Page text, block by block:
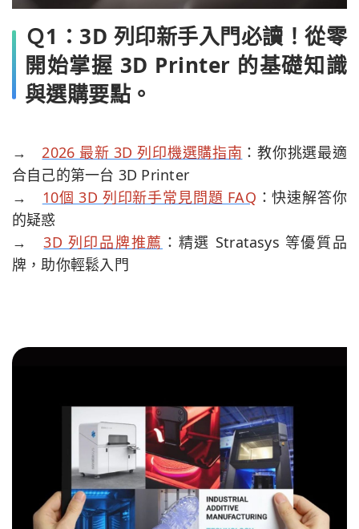
Ｑ1：3D 列印新手入門必讀！從零
開始掌握 3D Printer 的基礎知識
與選購要點。
→ 2026 最新 3D 列印機選購指南 ：教你挑選最適
合自己的第一台 3D Printer
→ 10個 3D 列印新手常見問題 FAQ ：快速解答你
的疑惑
→3D 列印品牌推薦 ：精選 Stratasys 等優質品
牌，助你輕鬆入門